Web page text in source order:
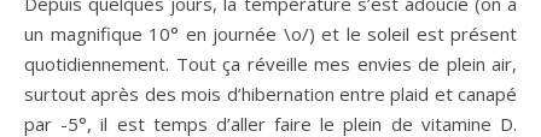
un magnifique 10° en journée \o/) et le soleil est présent
quotidiennement. Tout ça réveille mes envies de plein air,
surtout après des mois d’hibernation entre plaid et canapé
par -5°, il est temps d’aller faire le plein de vitamine D.